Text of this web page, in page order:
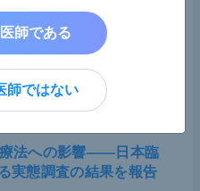
ー 研究員／慶應義塾大学医
究員
医師・歯科医師限定
法への影響――日本臨
実態調査の結果を報告
師ではない
師である